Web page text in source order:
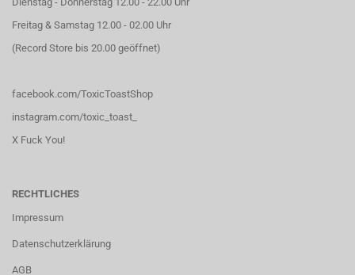
Freitag & Samstag 12.00 - 02.00 Uhr
(Record Store bis 20.00 geöffnet)
facebook.com/ToxicToastShop
instagram.com/toxic_toast_
X Fuck You!
RECHTLICHES
Impressum
Datenschutzerklärung
AGB